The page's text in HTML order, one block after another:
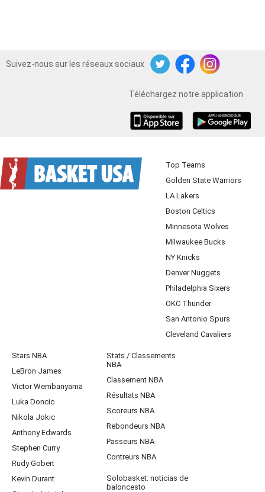
Suivez-nous sur les réseaux sociaux
TwitterFacebookInstagram
Téléchargez notre application
Top Teams
Golden State Warriors
LA Lakers
Boston Celtics
Minnesota Wolves
Milwaukee Bucks
NY Knicks
Denver Nuggets
Philadelphia Sixers
OKC Thunder
San Antonio Spurs
Cleveland Cavaliers
Stars NBA
LeBron James
Victor Wembanyama
Luka Doncic
Nikola Jokic
Anthony Edwards
Stephen Curry
Rudy Gobert
Kevin Durant
Stats / Classements
NBA
Classement NBA
Résultats NBA
Scoreurs NBA
Rebondeurs NBA
Passeurs NBA
Contreurs NBA
Solobasket: noticias de
baloncesto